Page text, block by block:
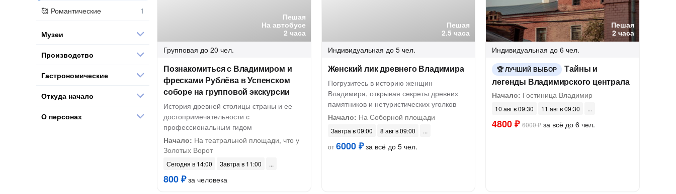
Пешая
На автобусе
2 часа
Групповая до 20 чел.
Познакомиться с Владимиром и
фресками Рублёва в Успенском
соборе на групповой экскурсии
История древней столицы страны и ее
достопримечательности с
профессиональным гидом
Начало: На театральной площади, что у
Золотых Ворот
Сегодня в 14:00 Завтра в 11:00
800 ₽за человека
Пешая
2.5 часа
Индивидуальная до 5 чел.
Женский лик древнего Владимира
Погрузитесь в историю женщин
Владимира, открывая секреты древних
памятников и нетуристических уголков
Начало: На Соборной площади
Завтра в 09:00
8 авг в 09:00
от6000 ₽за всё до 5 чел.
Пешая
2 часа
Индивидуальная до 6 чел.
ЛУЧШИЙ ВЫБОР
Тайны и
легенды Владимирского централа
Начало: Гостиница Владимир
10 авг в 09:30 11 авг в 09:30
4800 ₽ 6000 ₽за всё до 6 чел.
Романтические
Музеи
Производство
Гастрономические
Откуда начало
О персонах